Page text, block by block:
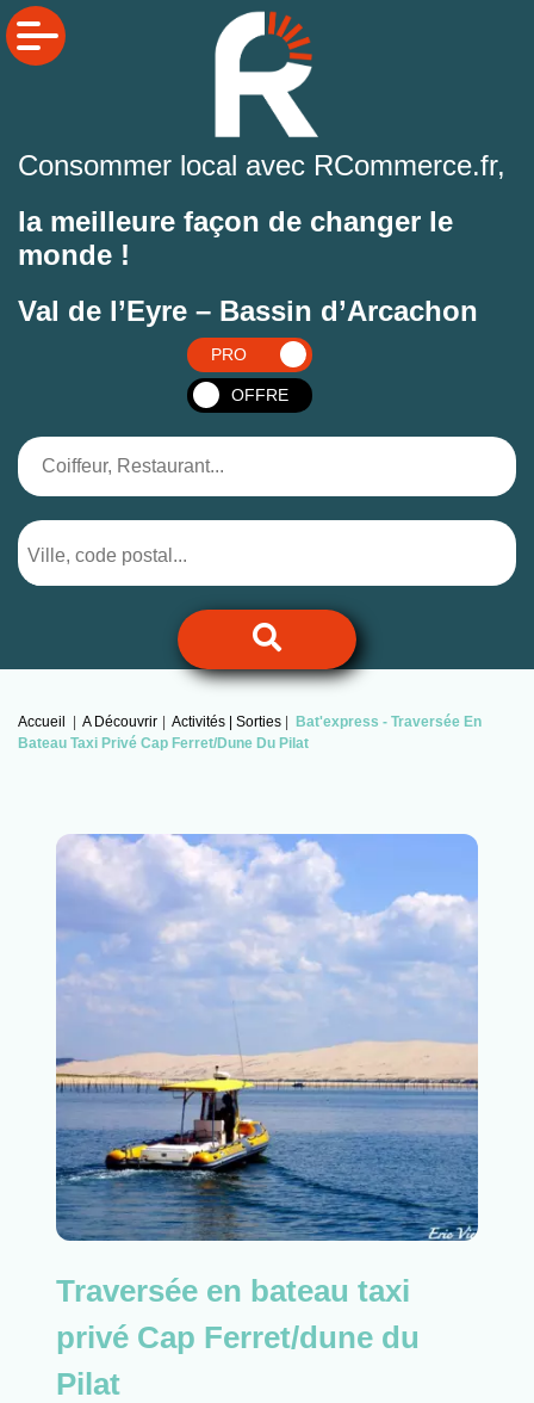
Consommer local avec RCommerce.fr,
la meilleure façon de changer le
monde !
Val de l’Eyre – Bassin d’Arcachon
PRO
OFFRE
Accueil A Découvrir Activités | Sorties Bat'express -Traversée En
Bateau Taxi Privé Cap Ferret/dune Du Pilat
Traversée en bateau taxi
privé Cap Ferret/dune du
Pilat